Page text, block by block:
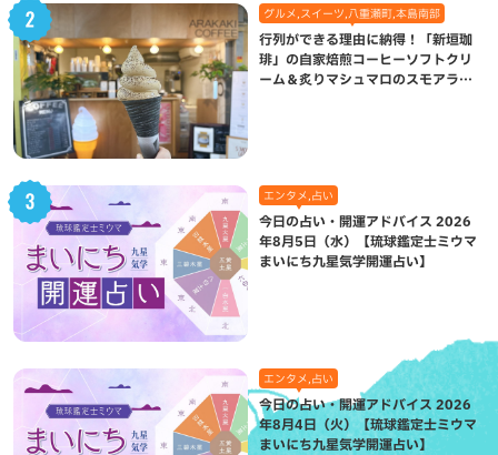
グルメ,スイーツ,八重瀬町,本島南部
行列ができる理由に納得！「新垣珈
琲」の自家焙煎コーヒーソフトクリ
ーム＆炙りマシュマロのスモアラテ
エンタメ,占い
今日の占い・開運アドバイス 2026
年8月5日（水）【琉球鑑定士ミウマ
まいにち九星気学開運占い】
エンタメ,占い
今日の占い・開運アドバイス 2026
年8月4日（火）【琉球鑑定士ミウマ
まいにち九星気学開運占い】